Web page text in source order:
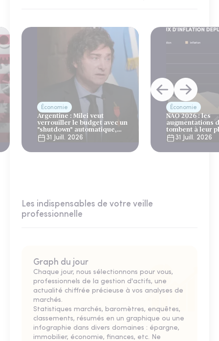
Économie
Argentine : Milei veut
verrouiller le budget avec un
"shutdown" automatique,
sous le regard bienveillant
du FMI
31 Juill. 2026
Économie
NAO 2026 : les
augmentations
tombent à leur
niveau depuis 4
31 Juill. 2026
Les indispensables de votre veille
professionnelle
Graph du jour
Chaque jour, nous sélectionnons pour vous,
professionnels de la gestion d'actifs, une
actualité chiffrée précieuse à vos analyses de
marchés.
Statistiques marchés, baromètres, enquêtes,
classements, résumés en un graphique ou une
infographie dans divers domaines : épargne,
immobilier, économie, finances, etc. Ne